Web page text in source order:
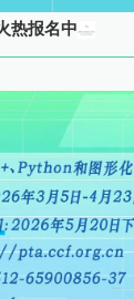
热报名中